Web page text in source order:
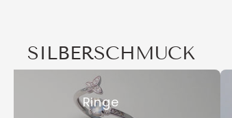
SILBERSCHMUCK
Ringe